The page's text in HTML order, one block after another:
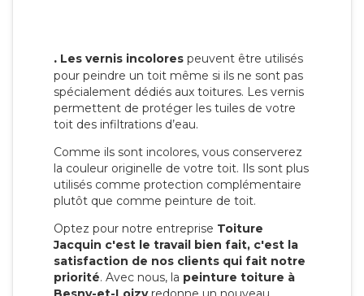
. Les vernis incolores peuvent être utilisés
pour peindre un toit même si ils ne sont pas
spécialement dédiés aux toitures. Les vernis
permettent de protéger les tuiles de votre
toit des infiltrations d’eau.
Comme ils sont incolores, vous conserverez
la couleur originelle de votre toit. Ils sont plus
utilisés comme protection complémentaire
plutôt que comme peinture de toit.
Optez pour notre entreprise Toiture
Jacquin c'est le travail bien fait, c'est la
satisfaction de nos clients qui fait notre
priorité. Avec nous, la peinture toiture à